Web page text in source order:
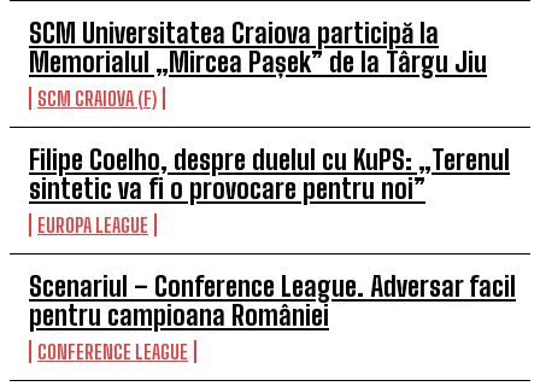
SCM Universitatea Craiova participă la
Memorialul „Mircea Pașek” de la Târgu Jiu
SCM CRAIOVA (F)
Filipe Coelho, despre duelul cu KuPS: „Terenul
sintetic va fi o provocare pentru noi”
EUROPA LEAGUE
Scenariul – Conference League. Adversar facil
pentru campioana României
CONFERENCE LEAGUE